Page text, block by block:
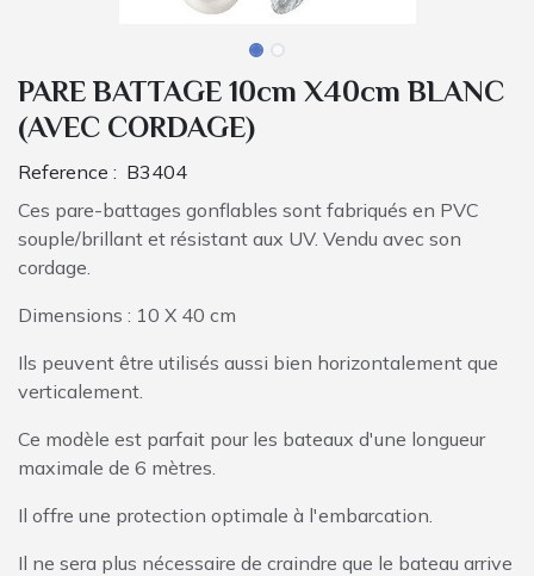
PARE BATTAGE 10cm X40cm BLANC
(AVEC CORDAGE)
Reference : B3404
Ces pare-battages gonflables sont fabriqués en PVC
souple/brillant et résistant aux UV. Vendu avec son
cordage.
Dimensions : 10 X 40 cm
Ils peuvent être utilisés aussi bien horizontalement que
verticalement.
Ce modèle est parfait pour les bateaux d'une longueur
maximale de 6 mètres.
Il offre une protection optimale à l'embarcation.
Il ne sera plus nécessaire de craindre que le bateau arrive